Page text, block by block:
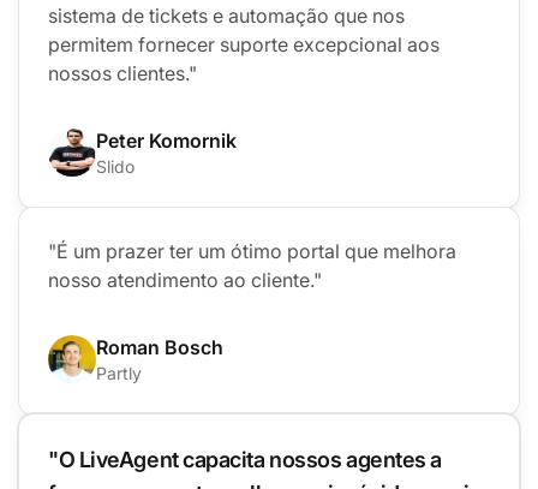
sistema de tickets e automação que nos
permitem fornecer suporte excepcional aos
nossos clientes."
Peter Komornik
Slido
"É um prazer ter um ótimo portal que melhora
nosso atendimento ao cliente."
Roman Bosch
Partly
"O LiveAgent capacita nossos agentes a